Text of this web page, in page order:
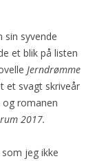
syvende
et blik på listen
Jerndrømme
et svagt skriveår
og romanen
2017.
jeg ikke